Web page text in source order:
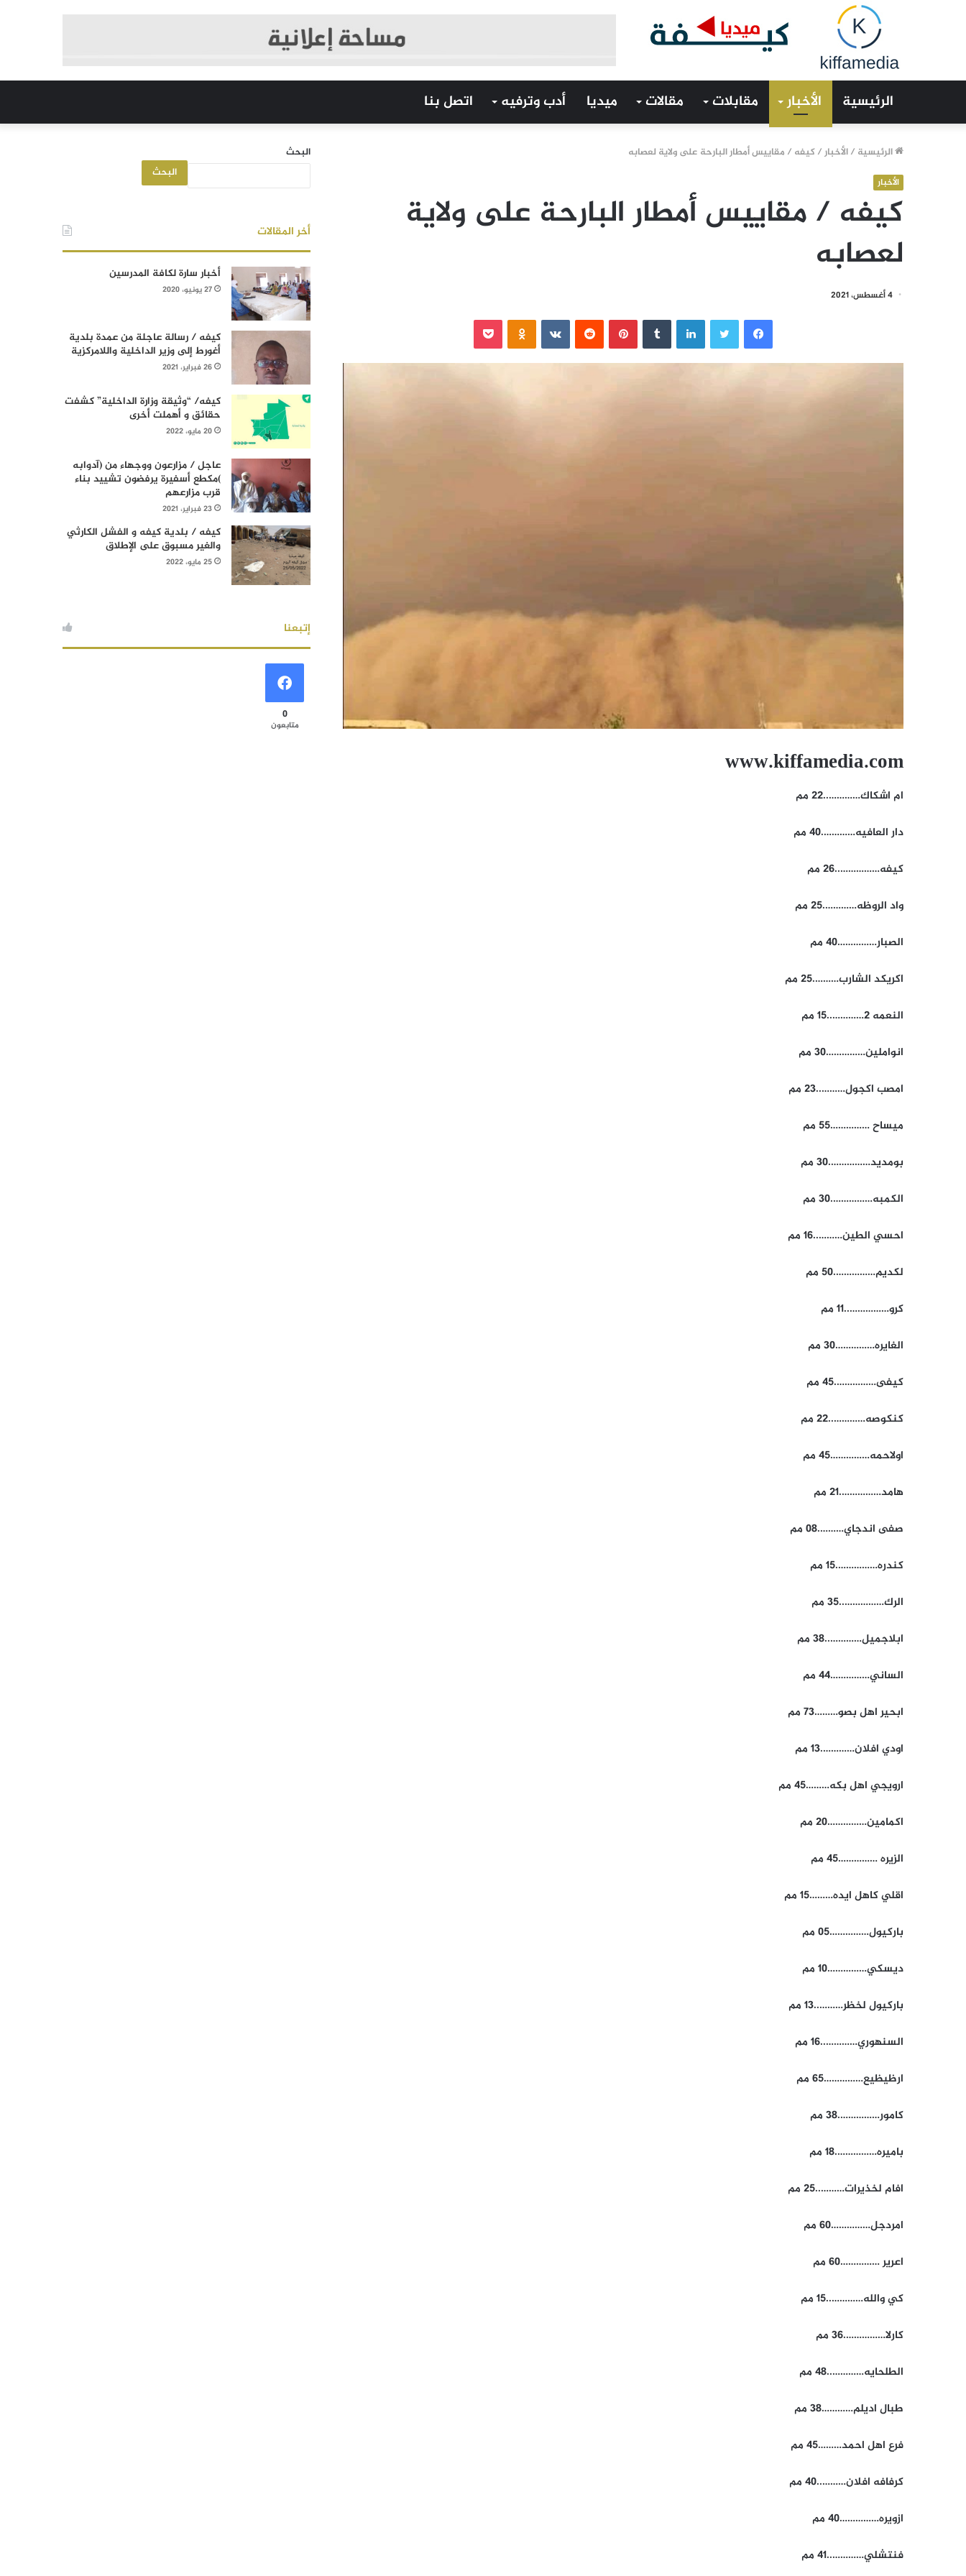
الرئيسية الأخبار مقابلات مقالات ميديا أدب وترفيه اتصل بنا
الرئيسية /الأخبار/كيفه / مقاييس أمطار البارحة على ولاية لعصابه
الأخبار
كيفه / مقاييس أمطار البارحة على ولاية
لعصابه
4 أغسطس، 2021
فيسبوك لينكدإن بينتيريست
www.kiffamedia.com
ام اشكاك…………..22 مم
دار العافيه………….40 مم
كيفه……………..26 مم
واد الروظه………….25 مم
الصبار……………40 مم
اكريكد الشارب……….25 مم
النعمه 2…………..15 مم
انواملين……………30 مم
امصب اكجول………..23 مم
ميساح ……………55 مم
بومديد…………….30 مم
الكمبه…………….30 مم
احسي الطين………..16 مم
لكديم…………….50 مم
كرو……………..11 مم
الغايره……………30 مم
كيفى…………….45 مم
كنكوصه…………..22 مم
اولاحمه……………45 مم
هامد…………….21 مم
صفى اندجاي……….08 مم
كندره…………….15 مم
الرك……………..35 مم
ابلاجميل…………..38 مم
الساني……………44 مم
ابحير اهل بصو………73 مم
اودي افلان………….13 مم
ارويجي اهل بكه………45 مم
اكمامين……………20 مم
الزيره ……………45 مم
اقلي كاهل ايده………15 مم
باركيول……………05 مم
ديسكي……………10 مم
باركيول لخظر………..13 مم
السنهوري…………..16 مم
ارظيظيع……………65 مم
كامور…………….38 مم
باميره…………….18 مم
افام لخذيرات………..25 مم
امردجل……………60 مم
اعرير ……………60 مم
كي والله…………..15 مم
كارلا…………….36 مم
الطلحايه…………..48 مم
طبال اديلم…………38 مم
فرع اهل احمد………45 مم
كرفافه افلان………..40 مم
ازويره……………40 مم
فنتشلي…………..41 مم
البحث
البحث
أخر المقالات
أخبار سارة لكافة المدرسين
27 يونيو، 2020
كيفه / رسالة عاجلة من عمدة بلدية
أغورط إلى وزير الداخلية واللامركزية
26 فبراير، 2021
كيفه/ “وثيقة وزارة الداخلية” كشفت
حقائق و أهملت أخرى
20 مايو، 2022
عاجل / مزارعون ووجهاء من (آدوابه
)مكطع أسفيرة يرفضون تشييد بناء
قرب مزارعهم
23 فبراير، 2021
كيفه / بلدية كيفه و الفشل الكارثي
والغير مسبوق على الإطلاق
25 مايو، 2022
إتبعنا
0
متابعون